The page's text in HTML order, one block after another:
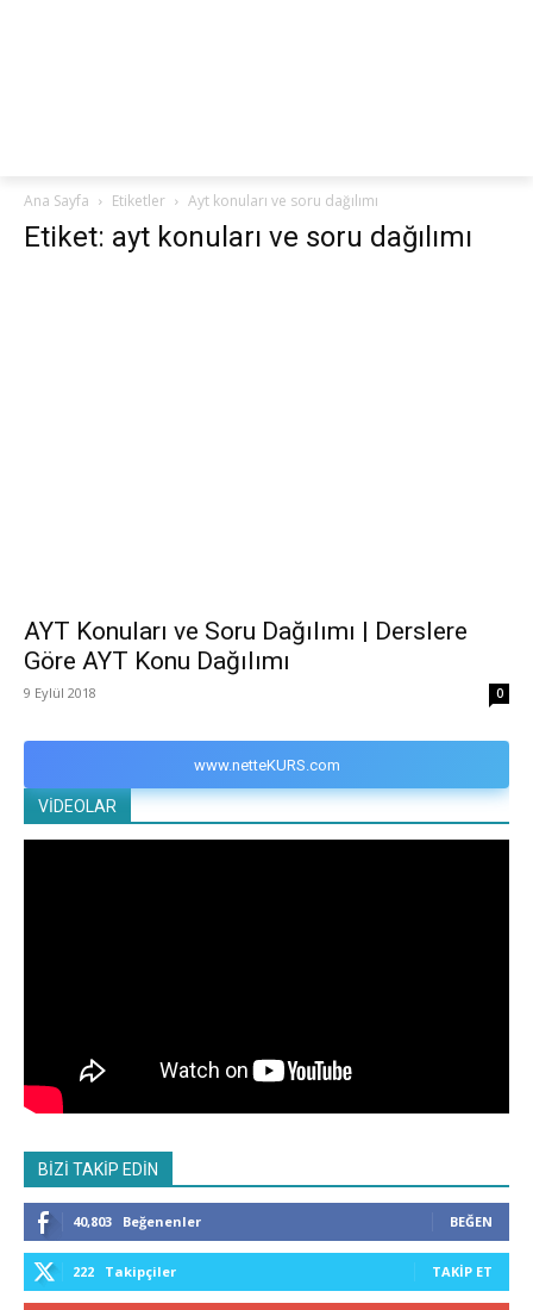
Ana Sayfa Etiketler Ayt konuları ve soru dağılımı
Etiket: ayt konuları ve soru dağılımı
AYT Konuları ve Soru Dağılımı | Derslere
Göre AYT Konu Dağılımı
9 Eylül 2018 0
www.netteKURS.com
VİDEOLAR
BİZİ TAKİP EDİN
40,803 Beğenenler BEĞEN
222 Takipçiler TAKIP ET